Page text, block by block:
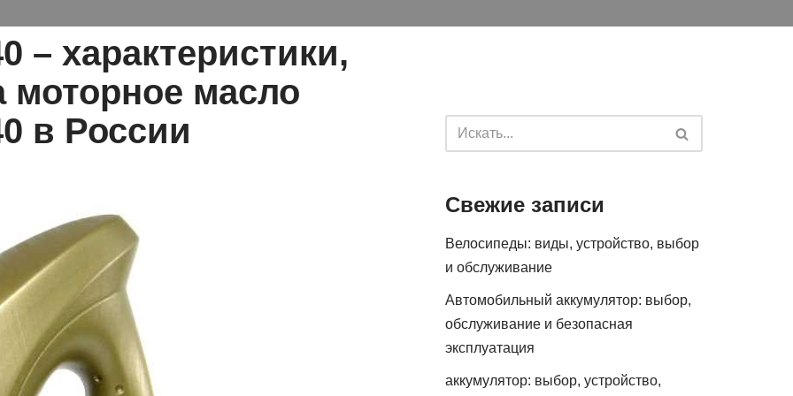
– характеристики,
масло
в России
Свежие записи
Велосипеды: виды, устройство, выбор
и обслуживание
Автомобильный аккумулятор: выбор,
обслуживание и безопасная
эксплуатация
аккумулятор: выбор, устройство,